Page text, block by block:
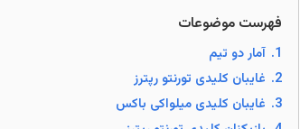
فهرست موضوعات
1. آمار دو تیم
2. غایبان کلیدی تورنتو رپترز
3. غایبان کلیدی میلواکی باکس